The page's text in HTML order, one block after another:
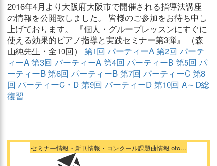
2016年4月より大阪府大阪市で開催される指導法講座
の情報を公開致しました。 皆様のご参加をお待ち申し
上げております。 『個人・グループレッスンにすぐに
使える効果的ピアノ指導と実践セミナー第3弾』 （森
山純先生・全10回） 第1回 パーティーA 第2回 パーテ
ィーA 第3回 パーティーA 第4回 パーティーB 第5回 パ
ーティーB 第6回 パーティーB 第7回 パーティーC 第8
回 パーティーC・D 第9回 パーティーD 第10回 A～D総
復習
セミナー情報・新刊情報・コンクール課題曲情報 etc...